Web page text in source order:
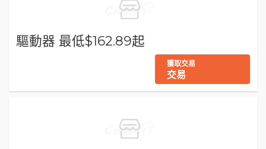
驅動器 最低$162.89起
獲取交易
交易